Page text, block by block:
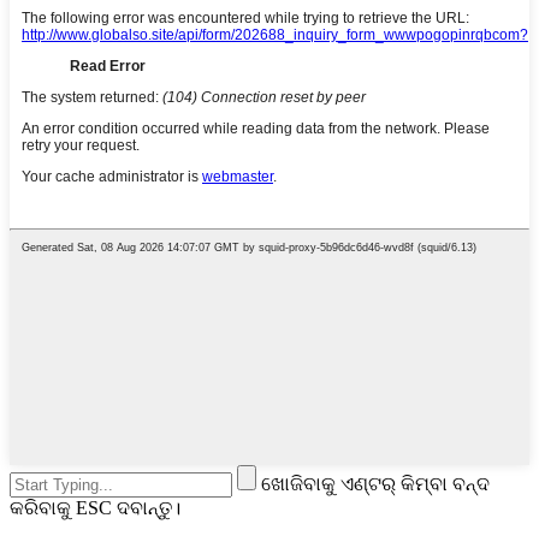
ଖୋଜିବାକୁ ଏଣ୍ଟର୍ କିମ୍ବା ବନ୍ଦ
କରିବାକୁ ESC ଦବାନ୍ତୁ।